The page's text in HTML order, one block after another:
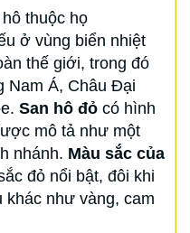
thuộc họ
ở vùng biển nhiệt
thế giới, trong đó
Nam Á, Châu Đại
San hô đỏ có hình
mô tả như một
nhánh. Màu sắc của
đỏ nổi bật, đôi khi
như vàng, cam